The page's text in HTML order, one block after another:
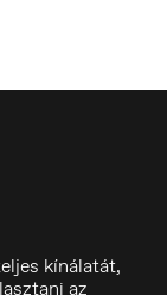
kínálatát,
az